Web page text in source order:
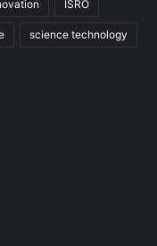
ISRO
science technology